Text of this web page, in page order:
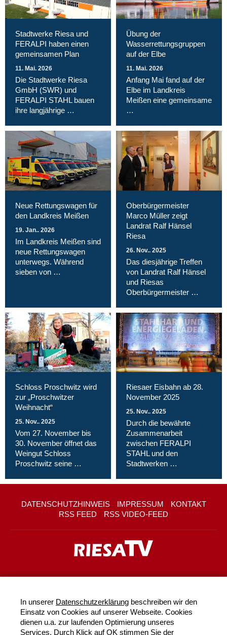
Stadtwerke Riesa und
FERALPI haben einen
gemeinsamen Plan
11. Mai. 2026
Die Stadtwerke Riesa
GmbH (SWR) und
FERALPI STAHL bauen
ihre langjährige …
Übung der
Wasserrettungsgruppen
auf der Elbe
11. Mai. 2026
Anfang Mai fand auf der
Elbe im Landkreis
Meißen eine gemeinsame
…
Neue Rettungswagen für
den Landkreis Meißen
19. Jan.. 2026
Im Landkreis Meißen sind
neue Rettungswagen
unterwegs. Während
sieben von …
Oberbürgermeister
Marco Müller zeigt
Landrat Ralf Hänsel
Riesa
26. Nov.. 2025
Das diesjährige Treffen
von Landrat Ralf Hänsel
und Riesas
Oberbürgermeister …
Schloss Proschwitz wird
zur „Proschwitzer
Weihnacht“
25. Nov.. 2025
Vom 27. November bis
30. November öffnet das
Weingut Schloss
Proschwitz seine …
Riesaer Eisbahn ab 28.
November 2025
25. Nov.. 2025
Durch die bewährte
Zusammenarbeit
zwischen FERALPI
STAHL und den
Stadtwerken …
DATENSCHUTZHINWEIS IMPRESSUM
KONTAKT
RSS FEED
RSS VIDEO-FEED
In unserer Datenschutzerklärung beschreiben wir den
Einsatz von Cookies auf unserer Webseite. Cookies
dienen u.a. zur laufenden Optimierung unseres
Services. Durch Klick auf OK stimmen Sie der